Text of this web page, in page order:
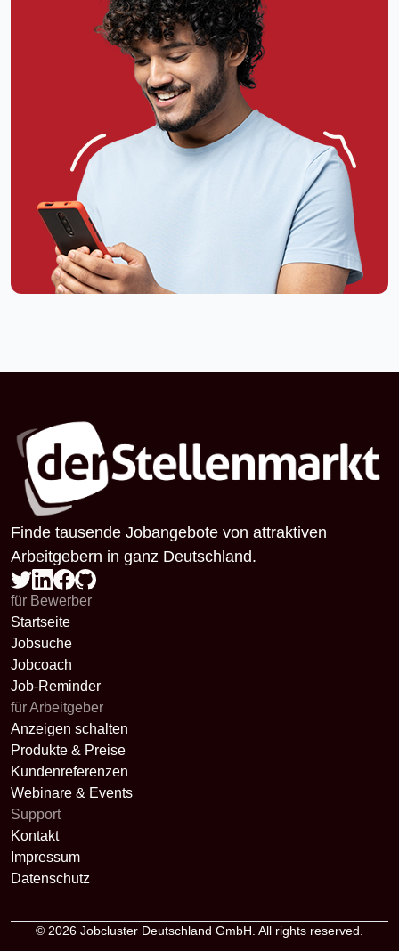
Finde tausende Jobangebote von attraktiven
Arbeitgebern in ganz Deutschland.
für Bewerber
Startseite
Jobsuche
Jobcoach
Job-Reminder
für Arbeitgeber
Anzeigen schalten
Produkte & Preise
Kundenreferenzen
Webinare & Events
Support
Kontakt
Impressum
Datenschutz
© 2026 Jobcluster Deutschland GmbH. All rights reserved.